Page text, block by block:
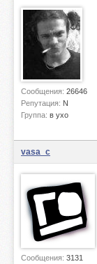
Сообщения: 26646
Репутация: N
Группа: в ухо
vasa_c
Сообщения: 3131